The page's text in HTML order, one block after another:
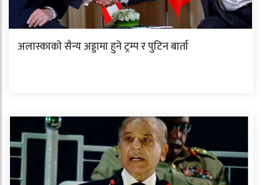
अलास्काकाे सैन्य अड्डामा हुने ट्रम्प र पुटिन बार्ता